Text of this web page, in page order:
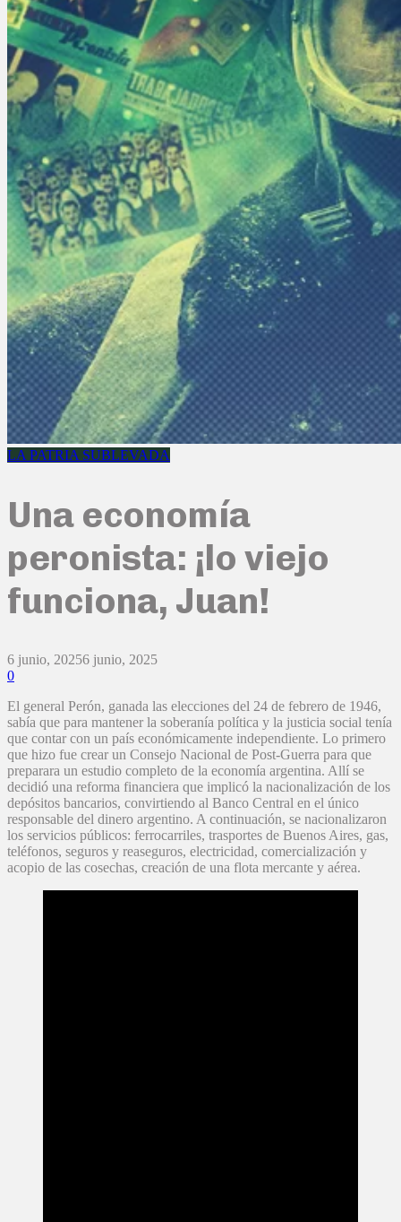
LA PATRIA SUBLEVADA
Una economía
peronista: ¡lo viejo
funciona, Juan!
6 junio, 20256 junio, 2025
0
El general Perón, ganada las elecciones del 24 de febrero de 1946,
sabía que para mantener la soberanía política y la justicia social tenía
que contar con un país económicamente independiente. Lo primero
que hizo fue crear un Consejo Nacional de Post-Guerra para que
preparara un estudio completo de la economía argentina. Allí se
decidió una reforma financiera que implicó la nacionalización de los
depósitos bancarios, convirtiendo al Banco Central en el único
responsable del dinero argentino. A continuación, se nacionalizaron
los servicios públicos: ferrocarriles, trasportes de Buenos Aires, gas,
teléfonos, seguros y reaseguros, electricidad, comercialización y
acopio de las cosechas, creación de una flota mercante y aérea.